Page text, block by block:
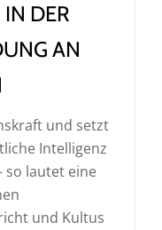
DER
AN
und setzt
Intelligenz
so lautet eine
und Kultus